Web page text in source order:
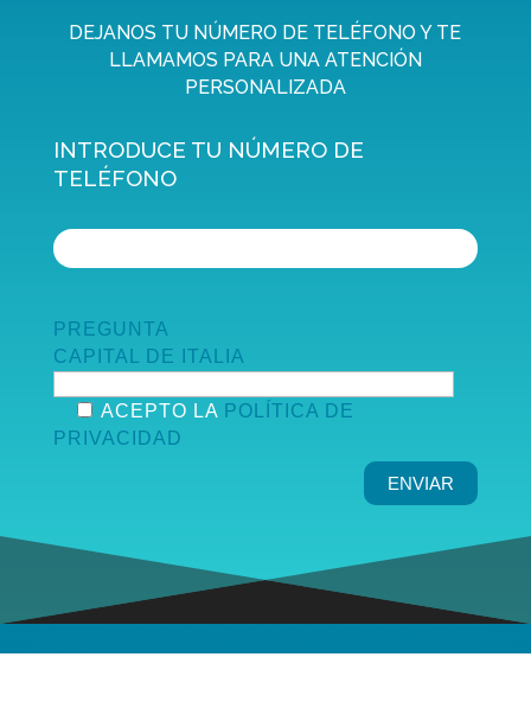
DEJANOS TU NÚMERO DE TELÉFONO Y TE
LLAMAMOS PARA UNA ATENCIÓN
PERSONALIZADA
INTRODUCE TU NÚMERO DE
TELÉFONO
PREGUNTA
CAPITAL DE ITALIA
ACEPTO LA POLÍTICA DE
PRIVACIDAD